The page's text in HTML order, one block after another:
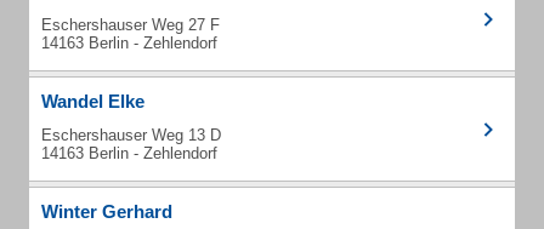
Eschershauser Weg 27 F
14163 Berlin - Zehlendorf
Wandel Elke
Eschershauser Weg 13 D
14163 Berlin - Zehlendorf
Winter Gerhard